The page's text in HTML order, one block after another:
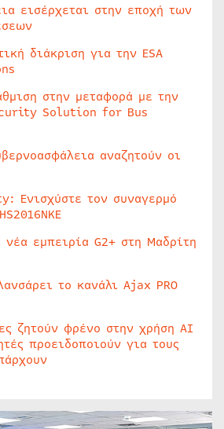
εισέρχεται στην εποχή των
διάκριση για την ESA
στην μεταφορά με την
Solution for Bus
αναζητούν οι
Ενισχύστε τον συναγερμό
εμπειρία G2+ στη Μαδρίτη
το κανάλι Ajax PRO
ζητούν φρένο στην χρήση AI
προειδοποιούν για τους